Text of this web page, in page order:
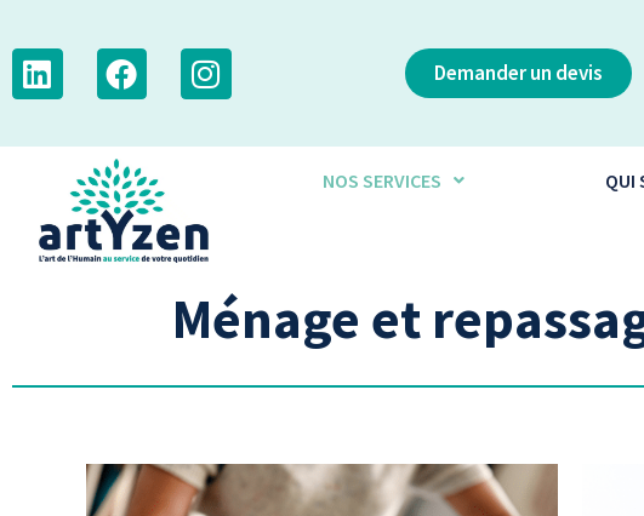
Demander un devis
NOS SERVICES QUI
Ménage et